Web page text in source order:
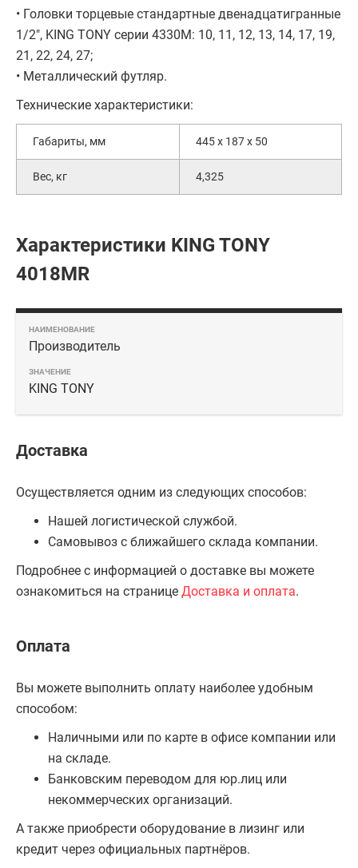
• Головки торцевые стандартные двенадцатигранные
1/2", KING TONY серии 4330M: 10, 11, 12, 13, 14, 17, 19,
21, 22, 24, 27;
• Металлический футляр.
Технические характеристики:
Габариты, мм 445 х 187 х 50
Вес, кг 4,325
Характеристики KING TONY
4018MR
Производитель
KING TONY
Доставка
Осуществляется одним из следующих способов:
Нашей логистической службой.
Самовывоз с ближайшего склада компании.
Подробнее с информацией о доставке вы можете
ознакомиться на странице Доставка и оплата.
Оплата
Вы можете выполнить оплату наиболее удобным
способом:
Наличными или по карте в офисе компании или
на складе.
Банковским переводом для юр.лиц или
некоммерческих организаций.
А также приобрести оборудование в лизинг или
кредит через официальных партнёров.